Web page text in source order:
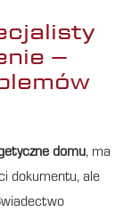
–
domu, ma
dokumentu, ale